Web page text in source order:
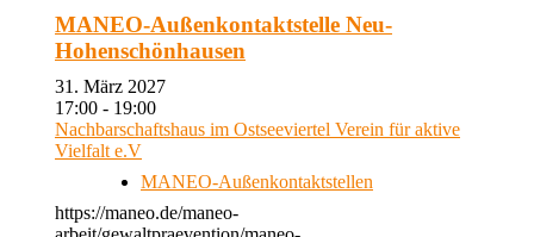
MANEO-Außenkontaktstelle Neu-
Hohenschönhausen
31. März 2027
17:00 - 19:00
Nachbarschaftshaus im Ostseeviertel Verein für aktive
Vielfalt e.V
MANEO-Außenkontaktstellen
https://maneo.de/maneo-